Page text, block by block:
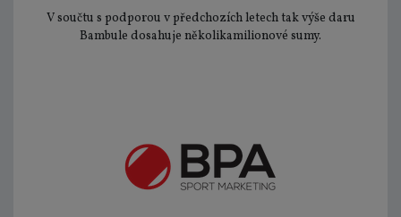
V součtu s podporou v předchozích letech tak výše daru
Bambule dosahuje několikamilionové sumy.